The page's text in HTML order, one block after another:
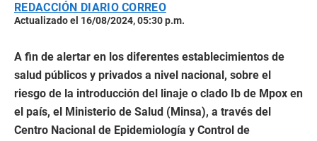
REDACCIÓN DIARIO CORREO
Actualizado el 16/08/2024, 05:30 p.m.
A fin de alertar en los diferentes establecimientos de
salud públicos y privados a nivel nacional, sobre el
riesgo de la introducción del linaje o clado Ib de Mpox en
el país, el Ministerio de Salud (Minsa), a través del
Centro Nacional de Epidemiología y Control de